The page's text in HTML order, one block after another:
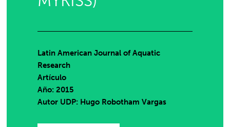
Latin American Journal of Aquatic
Research
Artículo
Año: 2015
Autor UDP: Hugo Robotham Vargas